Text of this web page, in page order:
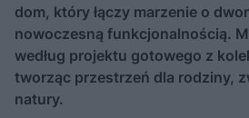
dom, który łączy marzenie o
nowoczesną funkcjonalnością.
według projektu gotowego z
tworząc przestrzeń dla rodziny,
natury.